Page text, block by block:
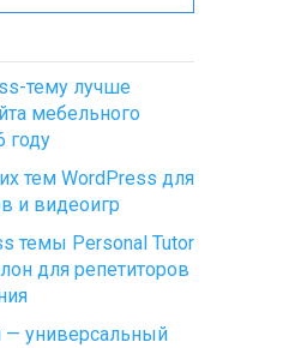
тему лучше
мебельного
году
тем WordPress для
и видеоигр
темы Personal Tutor
для репетиторов
— универсальный